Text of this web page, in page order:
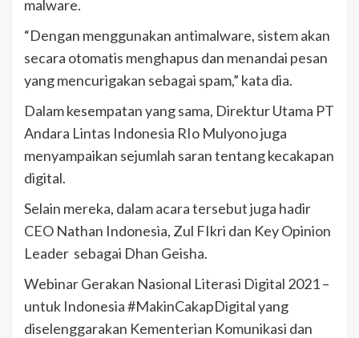
malware.
“Dengan menggunakan antimalware, sistem akan
secara otomatis menghapus dan menandai pesan
yang mencurigakan sebagai spam,” kata dia.
Dalam kesempatan yang sama, Direktur Utama PT
Andara Lintas Indonesia RIo Mulyono juga
menyampaikan sejumlah saran tentang kecakapan
digital.
Selain mereka, dalam acara tersebut juga hadir
CEO Nathan Indonesia, Zul FIkri dan Key Opinion
Leader sebagai Dhan Geisha.
Webinar Gerakan Nasional Literasi Digital 2021 –
untuk Indonesia #MakinCakapDigital yang
diselenggarakan Kementerian Komunikasi dan